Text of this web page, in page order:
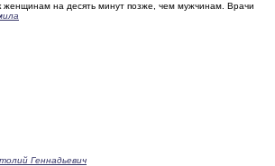
на десять минут позже, чем мужчинам. Врачи
Геннадьевич